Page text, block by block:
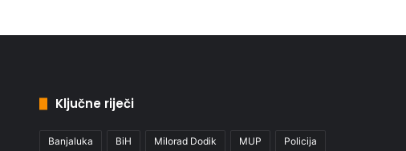
Ključne riječi
Banjaluka BiH Milorad Dodik MUP Policija